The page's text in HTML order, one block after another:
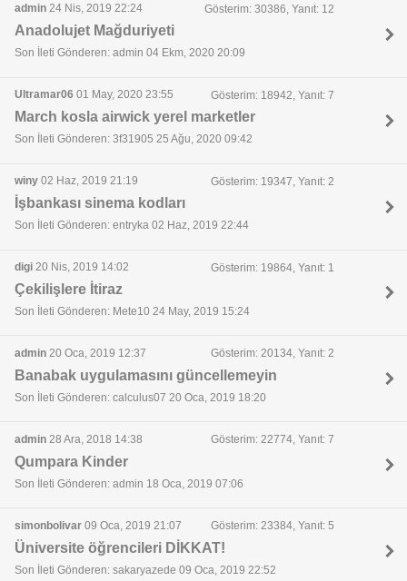
admin 24 Nis, 2019 22:24 Gösterim: 30386, Yanıt: 12
Anadolujet Mağduriyeti
Son İleti Gönderen: admin 04 Ekm, 2020 20:09
Ultramar06 01 May, 2020 23:55 Gösterim: 18942, Yanıt: 7
March kosla airwick yerel marketler
Son İleti Gönderen: 3f31905 25 Ağu, 2020 09:42
winy 02 Haz, 2019 21:19 Gösterim: 19347, Yanıt: 2
İşbankası sinema kodları
Son İleti Gönderen: entryka 02 Haz, 2019 22:44
digi 20 Nis, 2019 14:02 Gösterim: 19864, Yanıt: 1
Çekilişlere İtiraz
Son İleti Gönderen: Mete10 24 May, 2019 15:24
admin 20 Oca, 2019 12:37 Gösterim: 20134, Yanıt: 2
Banabak uygulamasını güncellemeyin
Son İleti Gönderen: calculus07 20 Oca, 2019 18:20
admin 28 Ara, 2018 14:38 Gösterim: 22774, Yanıt: 7
Qumpara Kinder
Son İleti Gönderen: admin 18 Oca, 2019 07:06
simonbolivar 09 Oca, 2019 21:07 Gösterim: 23384, Yanıt: 5
Üniversite öğrencileri DİKKAT!
Son İleti Gönderen: sakaryazede 09 Oca, 2019 22:52